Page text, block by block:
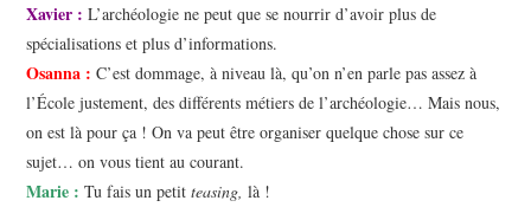
Xavier : L’archéologie ne peut que se nourrir d’avoir plus de
spécialisations et plus d’informations.
Osanna : C’est dommage, à niveau là, qu’on n’en parle pas assez à
l’École justement, des différents métiers de l’archéologie… Mais nous,
on est là pour ça ! On va peut être organiser quelque chose sur ce
sujet… on vous tient au courant.
Marie : Tu fais un petitteasing,là !